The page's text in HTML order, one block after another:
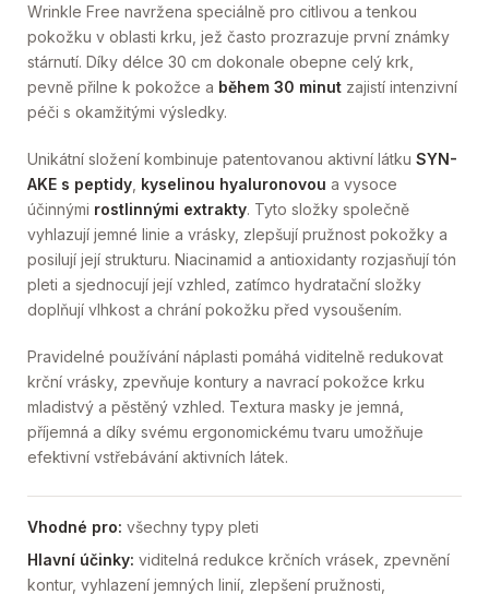
Wrinkle Free navržena speciálně pro citlivou a tenkou
pokožku v oblasti krku, jež často prozrazuje první známky
stárnutí. Díky délce 30 cm dokonale obepne celý krk,
pevně přilne k pokožce a během 30 minut zajistí intenzivní
péči s okamžitými výsledky.
Unikátní složení kombinuje patentovanou aktivní látku SYN-
AKE s peptidy kyselinou hyaluronovou a vysoce
účinnými rostlinnými extrakty. Tyto složky společně
vyhlazují jemné linie a vrásky, zlepšují pružnost pokožky a
posilují její strukturu. Niacinamid a antioxidanty rozjasňují tón
pleti a sjednocují její vzhled, zatímco hydratační složky
doplňují vlhkost a chrání pokožku před vysoušením.
Pravidelné používání náplasti pomáhá viditelně redukovat
krční vrásky, zpevňuje kontury a navrací pokožce krku
mladistvý a pěstěný vzhled. Textura masky je jemná,
příjemná a díky svému ergonomickému tvaru umožňuje
efektivní vstřebávání aktivních látek.
Vhodné pro: všechny typy pleti
Hlavní účinky: viditelná redukce krčních vrásek, zpevnění
kontur, vyhlazení jemných linií, zlepšení pružnosti,